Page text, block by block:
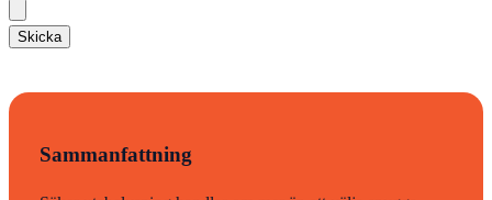
Skicka
Sammanfattning